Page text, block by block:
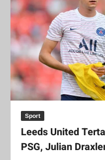
Sport
Leeds United
PSG, Julian